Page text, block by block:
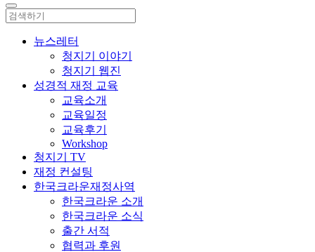
뉴스레터
청지기 이야기
청지기 웹진
성경적 재정 교육
교육소개
교육일정
교육후기
Workshop
청지기 TV
재정 컨설팅
한국크라운재정사역
한국크라운 소개
한국크라운 소식
출간 서적
협력과 후원